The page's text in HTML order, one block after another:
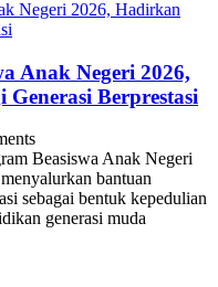
Anak Negeri 2026,
Berprestasi
Beasiswa Anak Negeri
bantuan
sebagai bentuk kepedulian
generasi muda